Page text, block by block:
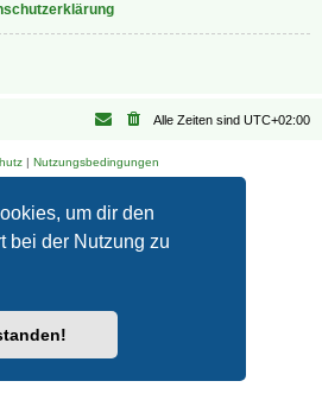
um dir den
bei der Nutzung zu
Alle Zeiten sind UTC+02:00
| Nutzungsbedingungen